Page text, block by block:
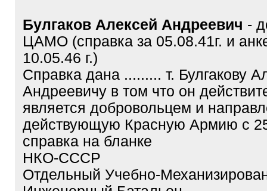
Булгаков Алексей Андреевич -
ЦАМО (справка за 05.08.41г. и
10.05.46 г.)
Справка дана ......... т. Булгакову
Андреевичу в том что он
является добровольцем и
действующую Красную Армию с
справка на бланке
НКО-СССР
Отдельный Учебно-